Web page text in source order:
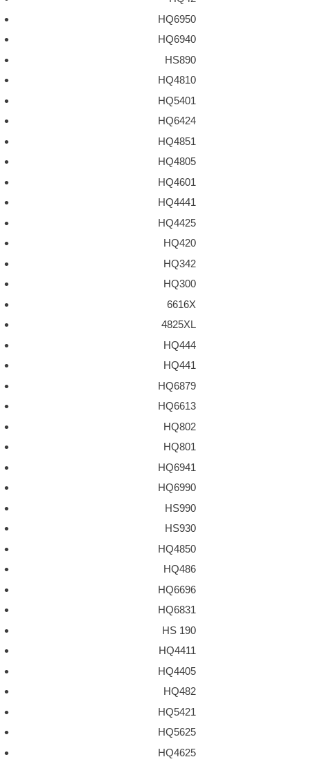
HQ6950
HQ6940
HS890
HQ4810
HQ5401
HQ6424
HQ4851
HQ4805
HQ4601
HQ4441
HQ4425
HQ420
HQ342
HQ300
6616X
4825XL
HQ444
HQ441
HQ6879
HQ6613
HQ802
HQ801
HQ6941
HQ6990
HS990
HS930
HQ4850
HQ486
HQ6696
HQ6831
HS 190
HQ4411
HQ4405
HQ482
HQ5421
HQ5625
HQ4625